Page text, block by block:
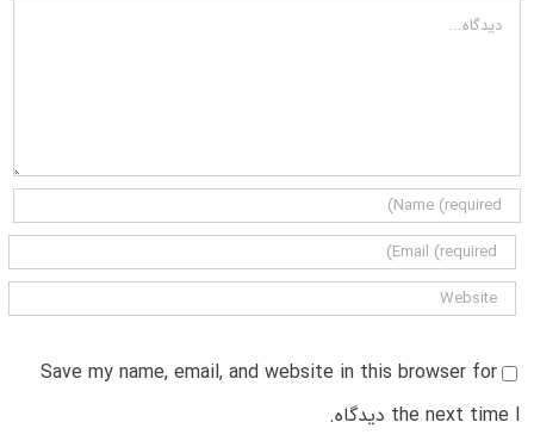
دیدگاه
Save my name, email, and website in this browser for
the next time I دیدگاه.